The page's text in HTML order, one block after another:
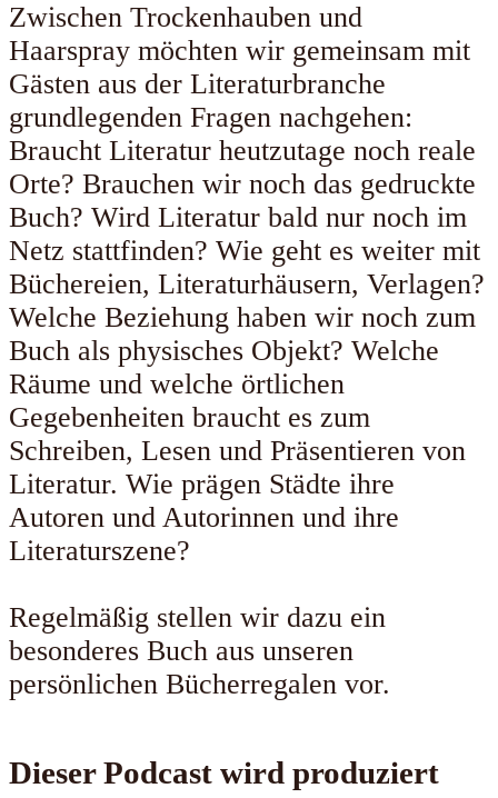
Zwischen Trockenhauben und
Haarspray möchten wir gemeinsam mit
Gästen aus der Literaturbranche
grundlegenden Fragen nachgehen:
Braucht Literatur heutzutage noch reale
Orte? Brauchen wir noch das gedruckte
Buch? Wird Literatur bald nur noch im
Netz stattfinden? Wie geht es weiter mit
Büchereien, Literaturhäusern, Verlagen?
Welche Beziehung haben wir noch zum
Buch als physisches Objekt? Welche
Räume und welche örtlichen
Gegebenheiten braucht es zum
Schreiben, Lesen und Präsentieren von
Literatur. Wie prägen Städte ihre
Autoren und Autorinnen und ihre
Literaturszene?
Regelmäßig stellen wir dazu ein
besonderes Buch aus unseren
persönlichen Bücherregalen vor.
Dieser Podcast wird produziert